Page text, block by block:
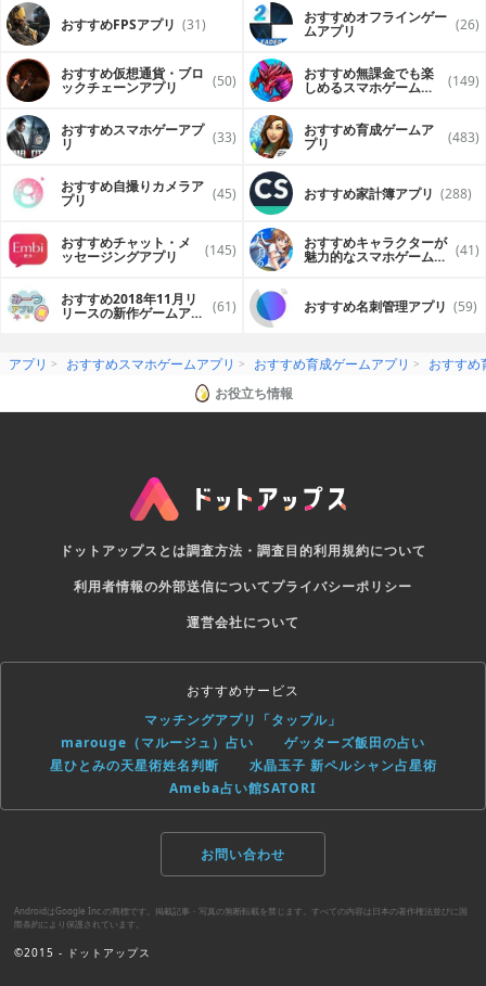
おすすめFPSアプリ (31) おすすめオフラインゲー
ムアプリ (26)
おすすめ仮想通貨・ブロ
ックチェーンアプリ (50) おすすめ無課金でも楽
しめるスマホゲームア (149)
おすすめスマホゲーアプ
リ (33) おすすめ育成ゲームア
プリ (483)
おすすめ自撮りカメラア
プリ (45) おすすめ家計簿アプリ (288)
おすすめチャット・メ
ッセージングアプリ (145) おすすめキャラクターが
魅力的なスマホゲームア (41)
おすすめ2018年11月リ
リースの新作ゲームアプ (61) おすすめ名刺管理アプリ (59)
アプリ おすすめスマホゲームアプリ おすすめ育成ゲームアプリ
おすすめ
お役立ち情報
ドットアップスとは調査方法・調査目的利用規約について
利用者情報の外部送信についてプライバシーポリシー
運営会社について
おすすめサービス
マッチングアプリ「タップル」
marouge（マルージュ）占い
ゲッターズ飯田の占い
星ひとみの天星術姓名判断
水晶玉子 新ペルシャン占星術
Ameba占い館SATORI
お問い合わせ
AndroidはGoogle Inc.の商標です。掲載記事・写真の無断転載を禁じます。すべての内容は日本の著作権法並びに国
際条約により保護されています。
©2015 - ドットアップス